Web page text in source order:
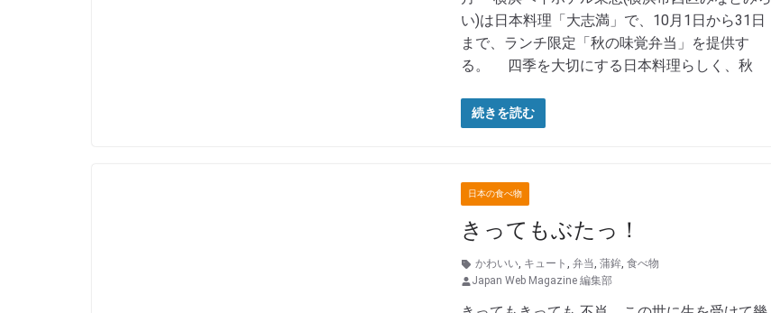
い)は日本料理「大志満」で、10月1日から31日
まで、ランチ限定「秋の味覚弁当」を提供す
る。 四季を大切にする日本料理らしく、秋
続きを読む
日本の食べ物
きってもぶたっ！
かわいい, キュート , 弁当, 蒲鉾, 食べ物
Japan Web Magazine 編集部